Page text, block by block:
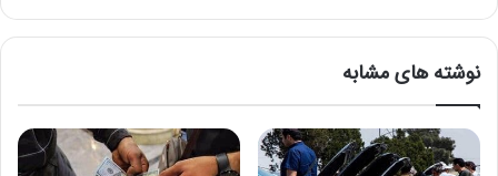
ت
ی
ق
ی
م
ت
و
د
نوشته های مشابه